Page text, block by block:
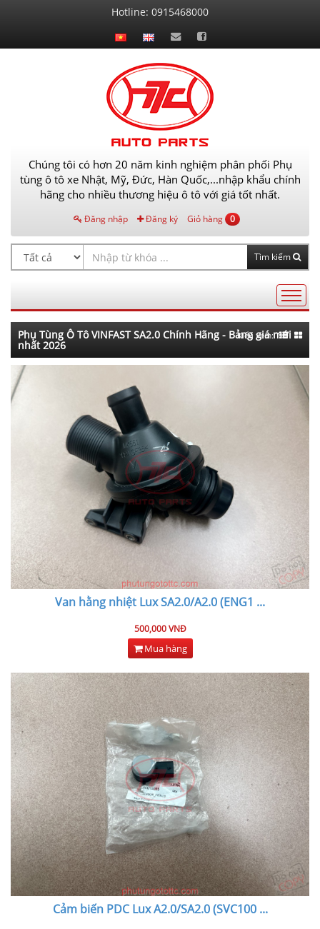
hệ
Hotline: 0915468000
Chúng tôi có hơn 20 năm kinh nghiệm phân phối Phụ
tùng ô tô xe Nhật, Mỹ, Đức, Hàn Quốc,...nhập khẩu chính
hãng cho nhiều thương hiệu ô tô với giá tốt nhất.
Đăng nhập Đăng ký Giỏ hàng 0
Tìm kiếm
AutoPart
Phụ Tùng Ô Tô VINFAST SA2.0 Chính Hãng - Bảng giá mới
nhất 2026
Kiểu xem:
Van hằng nhiệt Lux SA2.0/A2.0 (ENG1 ...
500,000 VNĐ
Mua hàng
Cảm biến PDC Lux A2.0/SA2.0 (SVC100...